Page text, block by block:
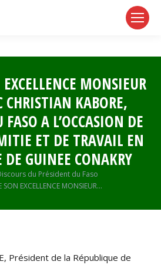
MONSIEUR
CHRISTIAN KABORE,
A L’OCCASION DE
ET DE TRAVAIL EN
DE GUINEE CONAKRY
du Président du Faso
SON EXCELLENCE MONSIEUR…
Président de la République de